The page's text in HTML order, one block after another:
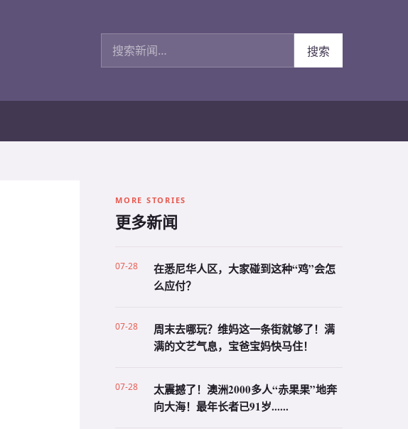
搜索新闻
搜索
MORE STORIES
更多新闻
07-28
在悉尼华人区，大家碰到这种“鸡”会怎
么应付？
07-28
周末去哪玩？维妈这一条街就够了！满
满的文艺气息，宝爸宝妈快马住！
07-28
太震撼了！澳洲2000多人“赤果果”地奔
向大海！最年长者已91岁......